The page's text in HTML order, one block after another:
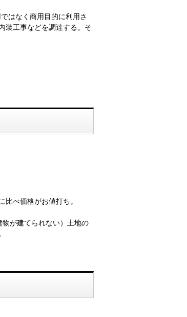
はなく商用目的に利用さ
装工事などを調達する。そ
べ価格がお値打ち。
が建てられない）土地の